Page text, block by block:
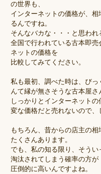
の世界も、
インターネットの価格が、
るんですね。
そんなバカな・・・と思われ
全国で行われている古本即
ネットの価格を
比較してみてください。
私も最初、調べた時は、び
んて縁が無さそうな古本屋さ
しっかりとインターネットの
変な価格だと売れないので、
もちろん、昔からの店主の
たくさんあります。
でも、私の知る限り、そうい
淘汰されてしまう確率の方が
圧倒的に高いんですよね。